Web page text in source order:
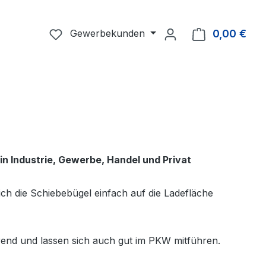
Du hast 0 Produkte auf dem Merkzettel
Gewerbekunden 0,00 €
Industrie, Gewerbe, Handel und Privat
die Schiebebügel einfach auf die Ladefläche
und lassen sich auch gut im PKW mitführen.